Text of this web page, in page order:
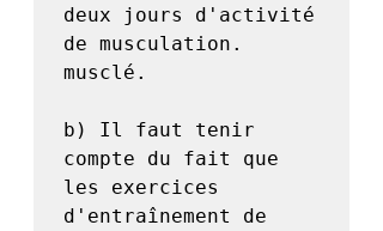
deux jours d'activité
de musculation.
musclé.
b) Il faut tenir
compte du fait que
les exercices
d'entraînement de